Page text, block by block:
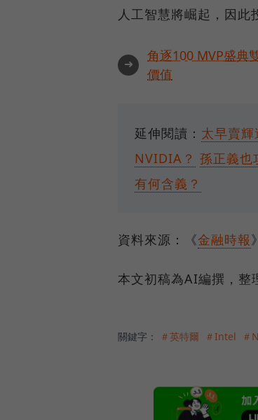
人工智慧將崛起，因此
➜
角逐100 MVP盛典
價值
延伸閱讀： 太早賣
NVIDIA？ 孫正義也
有何含義？
資料來源：《金融時報
本文初稿為AI編撰，整
關鍵字： ＃英特爾 ＃Intel ＃